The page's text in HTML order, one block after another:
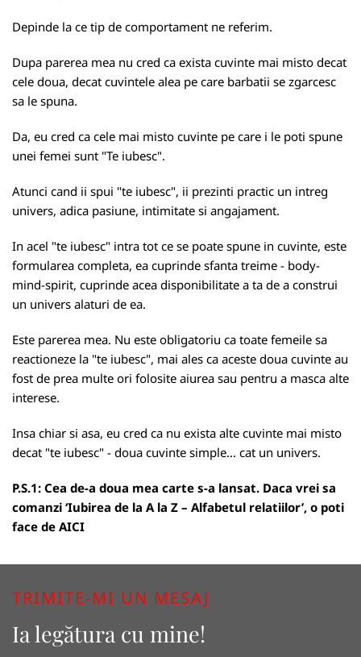
Depinde la ce tip de comportament ne referim.
Dupa parerea mea nu cred ca exista cuvinte mai misto decat
cele doua, decat cuvintele alea pe care barbatii se zgarcesc
sa le spuna.
Da, eu cred ca cele mai misto cuvinte pe care i le poti spune
unei femei sunt "Te iubesc".
Atunci cand ii spui "te iubesc", ii prezinti practic un intreg
univers, adica pasiune, intimitate si angajament.
In acel "te iubesc" intra tot ce se poate spune in cuvinte, este
formularea completa, ea cuprinde sfanta treime - body-
mind-spirit, cuprinde acea disponibilitate a ta de a construi
un univers alaturi de ea.
Este parerea mea. Nu este obligatoriu ca toate femeile sa
reactioneze la "te iubesc", mai ales ca aceste doua cuvinte au
fost de prea multe ori folosite aiurea sau pentru a masca alte
interese.
Insa chiar si asa, eu cred ca nu exista alte cuvinte mai misto
decat "te iubesc" - doua cuvinte simple... cat un univers.
P.S.1: Cea de-a doua mea carte s-a lansat. Daca vrei sa
comanzi ‘Iubirea de la A la Z – Alfabetul relatiilor’, o poti
face de AICI
TRIMITE-MI UN MESAJ
Ia legătura cu mine!